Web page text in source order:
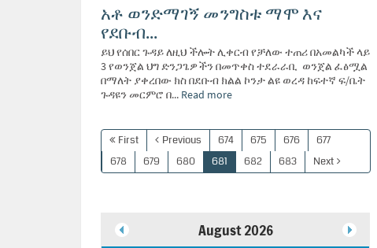
አቶ ወንድማገኝ መንግስቱ ማሞ እና
የደቡብ...
ይህ የሰበር ጉዳይ ለዚህ ችሎት ሊቀርብ የቻለው ተጠሪ በአመልካች ላይ
3 የወንጀል ህግ ድንጋጌዎችን በመጥቀስ ተደራራቢ ወንጀል ፈፅሟል
በማለት ያቀረበው ክስ በደቡብ ክልል ኮንታ ልዩ ወረዳ ከፍተኛ ፍ/ቤት
ጉዳዩን መርምሮ በ... Read more
First Previous 674 675 676
677
678
679 680 681 682 683 Next
August 2026